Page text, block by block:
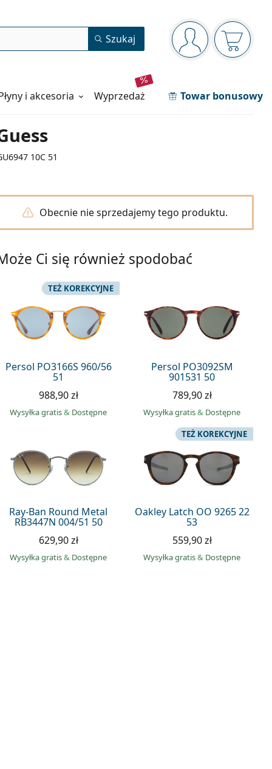
Panel nawigacyjny
jesteś
Koszyk
Szukaj
i akcesoria wyprzedaż Towar bonusowy
10C 51
Obecnie nie sprzedajemy tego produktu.
Ci się również spodobać
Persol PO3166S 960/56
51
TEŻ KOREKCYJNE
988,90 zł
Wysyłka gratis& Dostępne
Persol PO3092SM
901531 50
789,90 zł
Wysyłka gratis& Dostępne
Ray-Ban Round Metal
RB3447N 004/51 50
629,90 zł
Wysyłka gratis& Dostępne
Oakley Latch OO 9265 22
53
TEŻ KOREKCYJNE
559,90 zł
Wysyłka gratis& Dostępne